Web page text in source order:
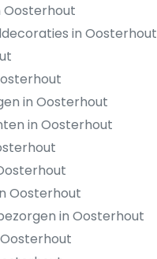
Oosterhout
in Oosterhout
in Oosterhout
in Oosterhout
Oosterhout
in Oosterhout